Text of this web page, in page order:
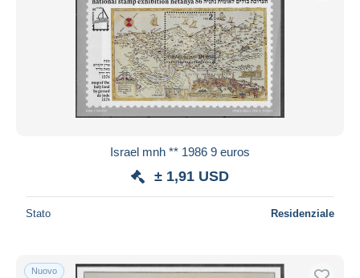
Israel mnh ** 1986 9 euros
± 1,91 USD
Stato Residenziale
Nuovo